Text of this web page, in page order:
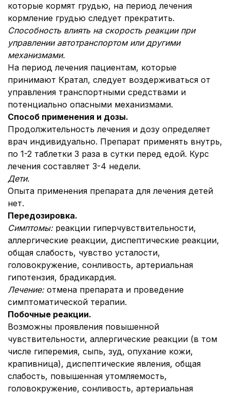
которые кормят грудью, на период лечения
кормление грудью следует прекратить.
Способность влиять на скорость реакции при
управлении автотранспортом или другими
механизмами.
На период лечения пациентам, которые
принимают Кратал, следует воздерживаться от
управления транспортными средствами и
потенциально опасными механизмами.
Способ применения и дозы.
Продолжительность лечения и дозу определяет
врач индивидуально. Препарат применять внутрь,
по 1-2 таблетки 3 раза в сутки перед едой. Курс
лечения составляет 3-4 недели.
Дети.
Опыта применения препарата для лечения детей
нет.
Передозировка.
Симптомы: реакции гиперчувствительности,
аллергические реакции, диспептические реакции,
общая слабость, чувство усталости,
головокружение, сонливость, артериальная
гипотензия, брадикардия.
Лечение: отмена препарата и проведение
симптоматической терапии.
Побочные реакции.
Возможны проявления повышенной
чувствительности, аллергические реакции (в том
числе гиперемия, сыпь, зуд, опухание кожи,
крапивница), диспептические явления, общая
слабость, повышенная утомляемость,
головокружение, сонливость, артериальная